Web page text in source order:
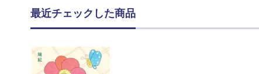
最近チェックした商品